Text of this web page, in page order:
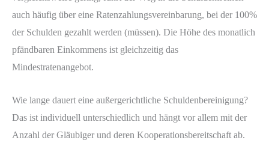
auch häufig über eine Ratenzahlungsvereinbarung, bei der 100%
der Schulden gezahlt werden (müssen). Die Höhe des monatlich
pfändbaren Einkommens ist gleichzeitig das
Mindestratenangebot.
Wie lange dauert eine außergerichtliche Schuldenbereinigung?
Das ist individuell unterschiedlich und hängt vor allem mit der
Anzahl der Gläubiger und deren Kooperationsbereitschaft ab.